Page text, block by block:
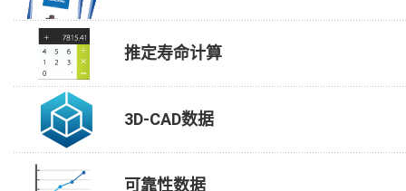
推定寿命计算
3D-CAD数据
可靠性数据